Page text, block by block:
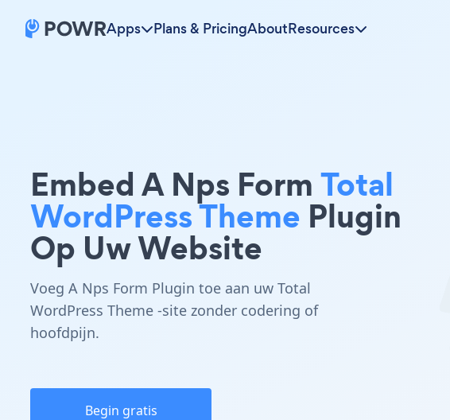
Apps Plans & PricingAboutResources
Embed A Nps FormTotal
WordPress Theme Plugin
Op Uw Website
Voeg A Nps Form Plugin toe aan uw Total
WordPress Theme -site zonder codering of
hoofdpijn.
Begin gratis